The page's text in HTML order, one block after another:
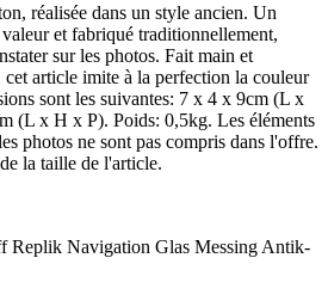
réalisée dans un style ancien. Un
et fabriqué traditionnellement,
sur les photos. Fait main et
article imite à la perfection la couleur
sont les suivantes: 7 x 4 x 9cm (L x
(L x H x P). Poids: 0,5kg. Les éléments
photos ne sont pas compris dans l'offre.
la taille de l'article.